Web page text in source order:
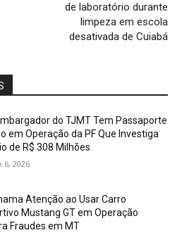
de laboratório durante
limpeza em escola
desativada de Cuiabá
do TJMT Tem Passaporte
em Operação da PF Que Investiga
de R$ 308 Milhões
6, 2026
Atenção ao Usar Carro
Mustang GT em Operação
Fraudes em MT